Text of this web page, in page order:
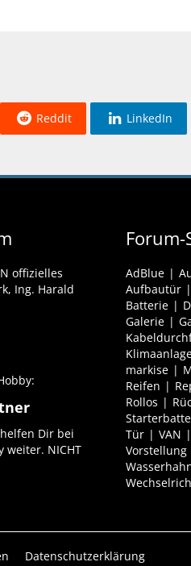
Reddit LinkedIn
offizielles
Ing. Harald
Dir bei
weiter. NICHT
AdBlue
Aufbautür
Batterie
Galerie
markise
Reifen
Rollos
Tür
VAN
Datenschutzerklärung